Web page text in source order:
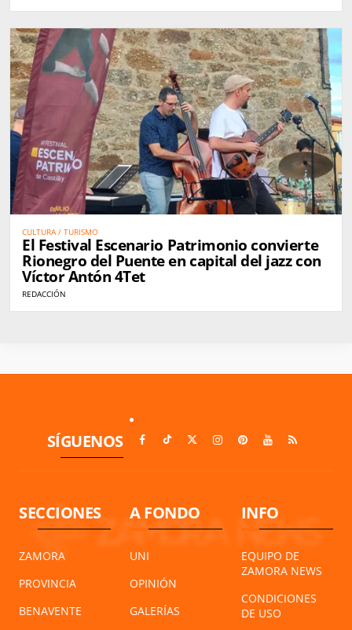
CULTURA / TURISMO
El Festival Escenario Patrimonio convierte
Rionegro del Puente en capital del jazz con
Víctor Antón 4Tet
REDACCIÓN
SÍGUENOS
SECCIONES
ZAMORA
PROVINCIA
BENAVENTE
A FONDO
UNI
OPINIÓN
GALERÍAS
INFO
EQUIPO DE
ZAMORA NEWS
CONDICIONES
DE USO